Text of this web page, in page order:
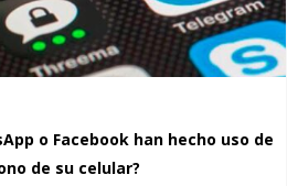
o Facebook han hecho uso de
de su celular?